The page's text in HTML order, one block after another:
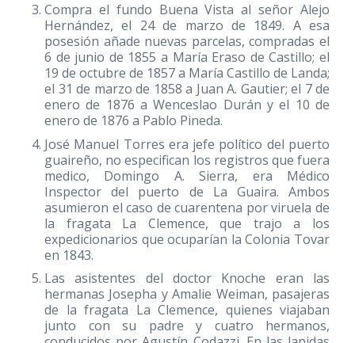
Compra el fundo Buena Vista al señor Alejo
Hernández, el 24 de marzo de 1849. A esa
posesión añade nuevas parcelas, compradas el
6 de junio de 1855 a María Eraso de Castillo; el
19 de octubre de 1857 a María Castillo de Landa;
el 31 de marzo de 1858 a Juan A. Gautier; el 7 de
enero de 1876 a Wenceslao Durán y el 10 de
enero de 1876 a Pablo Pineda.
José Manuel Torres era jefe político del puerto
guaireño, no especifican los registros que fuera
medico, Domingo A. Sierra, era Médico
Inspector del puerto de La Guaira. Ambos
asumieron el caso de cuarentena por viruela de
la fragata La Clemence, que trajo a los
expedicionarios que ocuparían la Colonia Tovar
en 1843.
Las asistentes del doctor Knoche eran las
hermanas Josepha y Amalie Weiman, pasajeras
de la fragata La Clemence, quienes viajaban
junto con su padre y cuatro hermanos,